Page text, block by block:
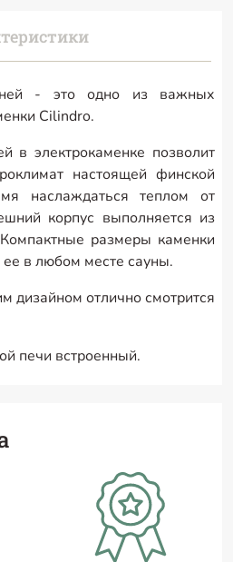
- это одно из важных
Cilindro.
в электрокаменке позволит
настоящей финской
наслаждаться теплом от
корпус выполняется из
размеры каменки
в любом месте сауны.
дизайном отлично смотрится
печи встроенный.